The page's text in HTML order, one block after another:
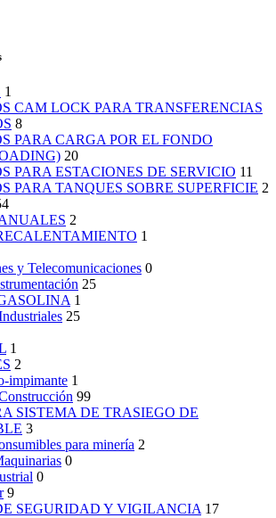
1
CAM LOCK PARA TRANSFERENCIAS
8
PARA CARGA POR EL FONDO
20
PARA ESTACIONES DE SERVICIO 11
PARA TANQUES SOBRE SUPERFICIE 2
2
1
y Telecomunicaciones 0
25
1
25
1
2
impimante 1
99
SISTEMA DE TRASIEGO DE
3
para minería 2
0
0
9
SEGURIDAD Y VIGILANCIA 17